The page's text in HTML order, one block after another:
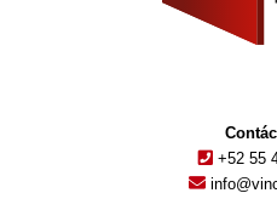
+52 55